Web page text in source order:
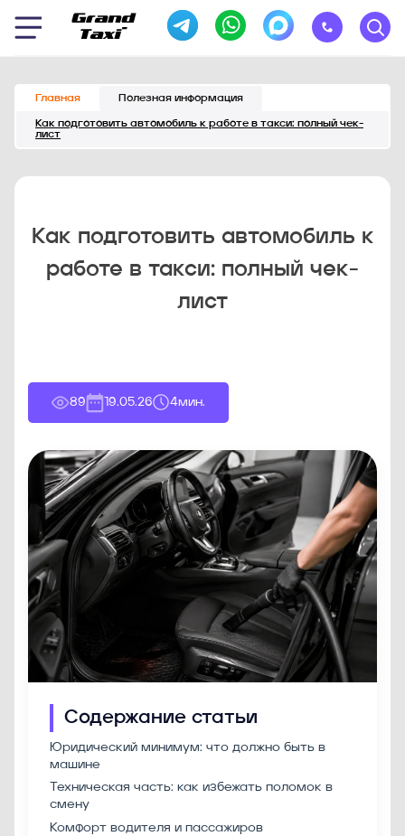
Главная Полезная информация
Как подготовить автомобиль к работе в такси: полный чек-
лист
Как подготовить автомобиль к
работе в такси: полный чек-
лист
89 19.05.26 4мин.
Содержание статьи
Юридический минимум: что должно быть в
машине
Техническая часть: как избежать поломок в
смену
Комфорт водителя и пассажиров